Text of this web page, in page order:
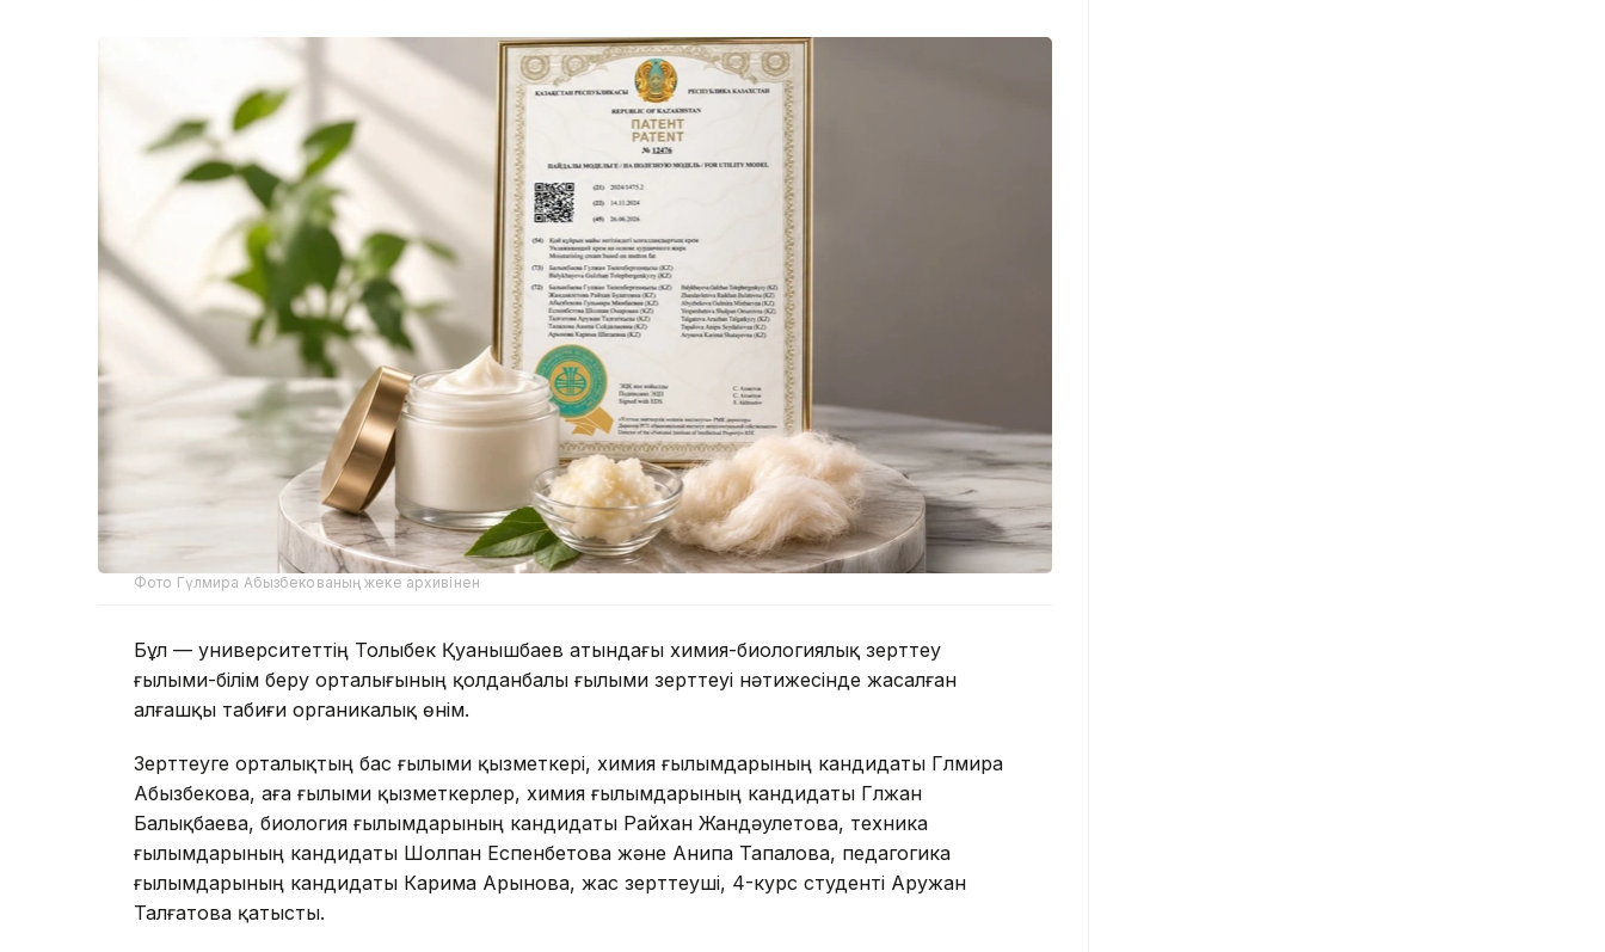
Фото Гүлмира Абызбекованың жеке архивінен
Бұл — университеттің Толыбек Қуанышбаев атындағы химия-биологиялық зерттеу
ғылыми-білім беру орталығының қолданбалы ғылыми зерттеуі нәтижесінде жасалған
алғашқы табиғи органикалық өнім.
Зерттеуге орталықтың бас ғылыми қызметкері, химия ғылымдарының кандидаты Гүлмира
Абызбекова, аға ғылыми қызметкерлер, химия ғылымдарының кандидаты Гүлжан
Балықбаева, биология ғылымдарының кандидаты Райхан Жандәулетова, техника
ғылымдарының кандидаты Шолпан Еспенбетова және Анипа Тапалова, педагогика
ғылымдарының кандидаты Карима Арынова, жас зерттеуші, 4-курс студенті Аружан
Талғатова қатысты.